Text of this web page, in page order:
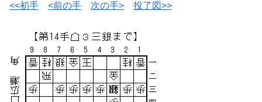
<<初手 <前の手 次の手> 投了図>>